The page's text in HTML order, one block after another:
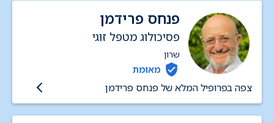
פנחס פרידמן
פסיכולוג מטפל זוגי
שרון
מאומת
צפה בפרופיל המלא של פנחס פרידמן